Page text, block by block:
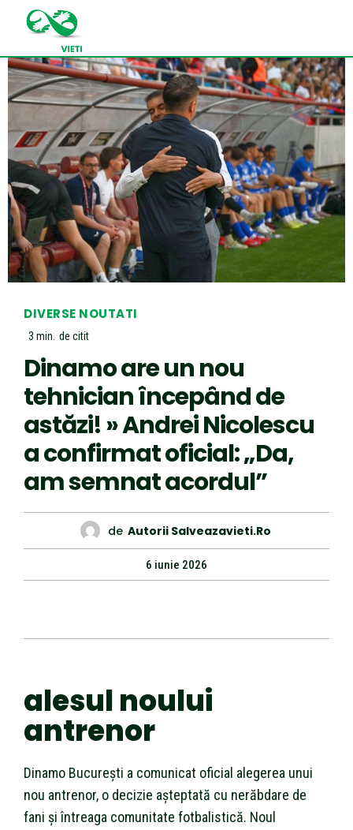
DIVERSE NOUTATI
3 min. de citit
Dinamo are un nou
tehnician începând de
astăzi! » Andrei Nicolescu
a confirmat oficial: „Da,
am semnat acordul”
de Autorii Salveazavieti.ro
6 iunie 2026
alesul noului
antrenor
Dinamo București a comunicat oficial alegerea unui
nou antrenor, o decizie așteptată cu nerăbdare de
fani și întreaga comunitate fotbalistică. Noul